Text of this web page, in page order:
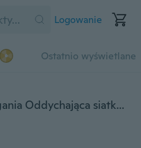
Logowanie
Ostatnio wyświetlane
Modne damskie obuwie do biegania Oddychająca siatkowa tkanina z miękkiej tenisówki